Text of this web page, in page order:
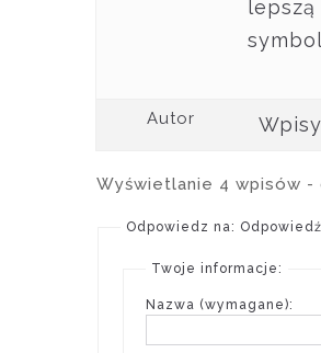
Autor Wpisy
Wyświetlanie 4 wpisów -
Odpowiedz na:
Twoje informacje:
Nazwa (wymagane):